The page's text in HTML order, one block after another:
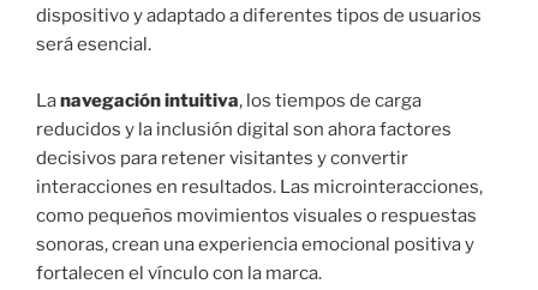
dispositivo y adaptado a diferentes tipos de usuarios
será esencial.
Lanavegación intuitiva, los tiempos de carga
reducidos y la inclusión digital son ahora factores
decisivos para retener visitantes y convertir
interacciones en resultados. Las microinteracciones,
como pequeños movimientos visuales o respuestas
sonoras, crean una experiencia emocional positiva y
fortalecen el vínculo con la marca.